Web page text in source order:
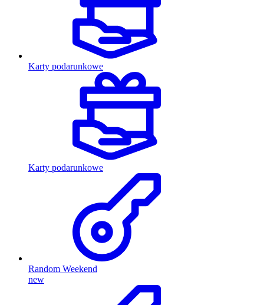
Karty podarunkowe
Karty podarunkowe
Random Weekend
new